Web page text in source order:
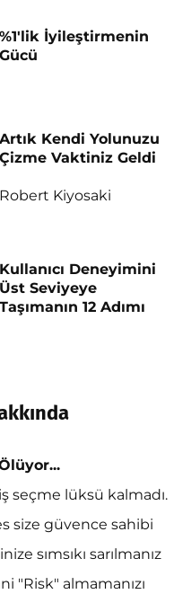
%1'lik İyileştirmenin
Gücü
Artık Kendi Yolunuzu
Çizme Vaktiniz Geldi
Robert Kiyosaki
Kullanıcı Deneyimini
Üst Seviyeye
Taşımanın 12 Adımı
seçme lüksü kalmadı.
size güvence sahibi
sımsıkı sarılmanız
"Risk" almamanızı